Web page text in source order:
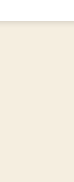
associe
Recherche